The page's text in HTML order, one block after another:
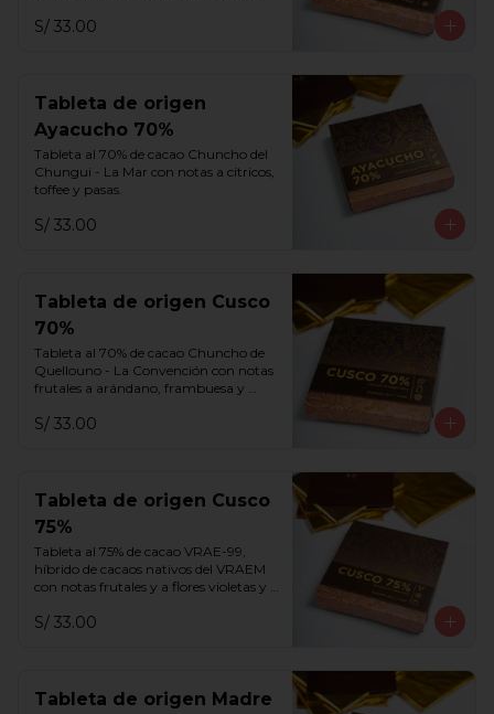
blancas.
S/ 33.00
Tableta de origen
Ayacucho 70%
Tableta al 70% de cacao Chuncho del
Chungui - La Mar con notas a cítricos,
toffee y pasas.
S/ 33.00
Tableta de origen Cusco
70%
Tableta al 70% de cacao Chuncho de
Quellouno - La Convención con notas
frutales a arándano, frambuesa y
S/ 33.00
Tableta de origen Cusco
75%
Tableta al 75% de cacao VRAE-99,
híbrido de cacaos nativos del VRAEM
con notas frutales y a flores violetas y
S/ 33.00
Tableta de origen Madre